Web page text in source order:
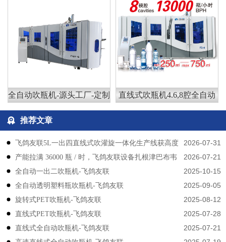
全自动吹瓶机-源头工厂-定制 直线式吹瓶机4.6,8腔全自动
推荐文章
2026-07-31
飞鸽友联5L一出四直线式吹灌旋一体化生产线获高度
认可
2026-07-21
产能拉满 36000 瓶 / 时，飞鸽友联设备扎根津巴布韦
2025-10-15
​​全自动一出二吹瓶机-飞鸽友联
2025-09-05
全自动透明塑料瓶吹瓶机-飞鸽友联
2025-08-12
旋转式PET吹瓶机-飞鸽友联
2025-07-28
直线式PET吹瓶机-飞鸽友联
2025-07-21
直线式全自动吹瓶机-飞鸽友联